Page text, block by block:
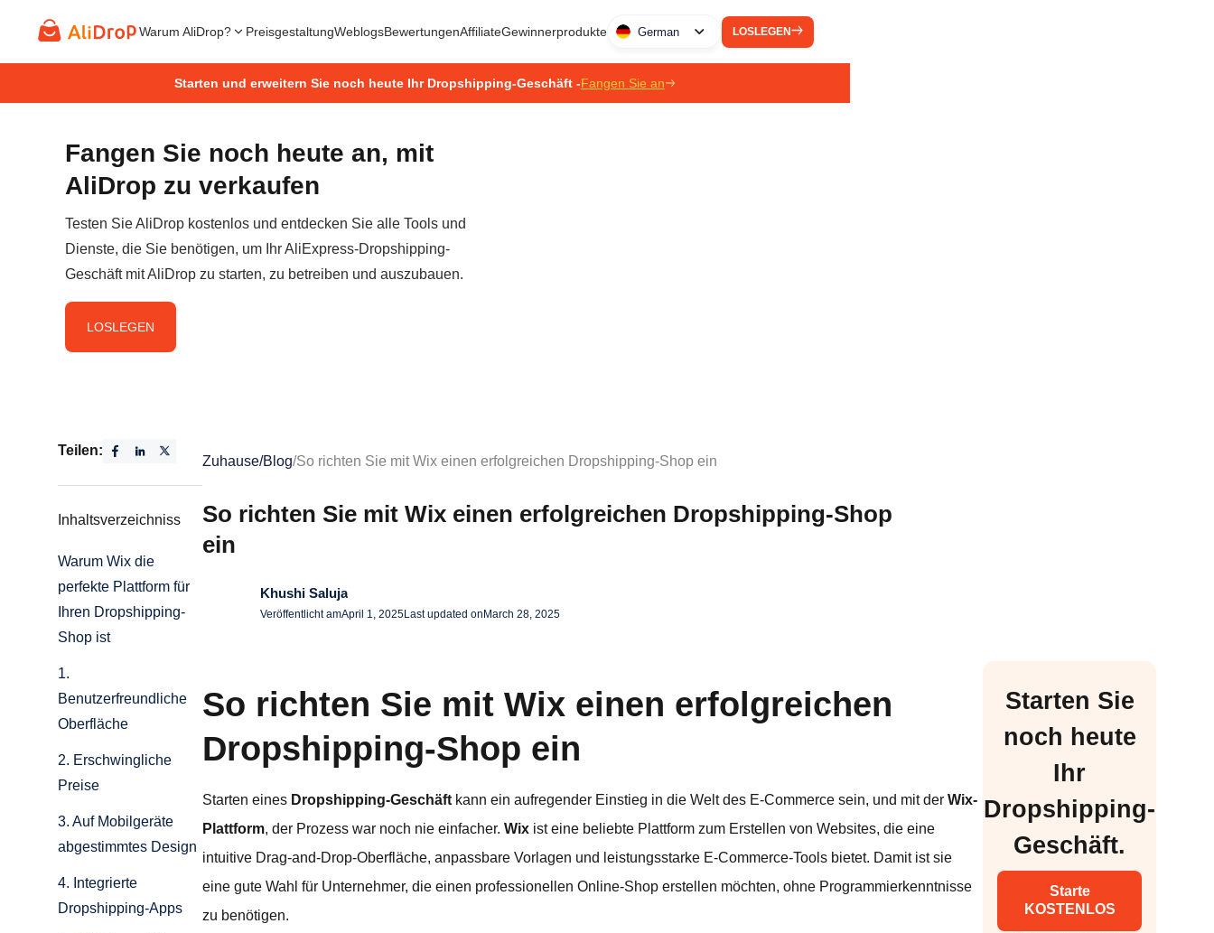
Warum AliDrop? PreisgestaltungWeblogsBewertungenAffiliateGewinnerprodukte German LOSLEGEN
Starten und erweitern Sie noch heute Ihr Dropshipping-Geschäft -Fangen Sie an
Fangen Sie noch heute an, mit
AliDrop zu verkaufen
Testen Sie AliDrop kostenlos und entdecken Sie alle Tools und
Dienste, die Sie benötigen, um Ihr AliExpress-Dropshipping-
Geschäft mit AliDrop zu starten, zu betreiben und auszubauen.
LOSLEGEN
Teilen:
Inhaltsverzeichniss
Warum Wix die
perfekte Plattform für
Ihren Dropshipping-
Shop ist
1.
Benutzerfreundliche
Oberfläche
2. Erschwingliche
Preise
3. Auf Mobilgeräte
abgestimmtes Design
4. Integrierte
Dropshipping-Apps
Zuhause/Blog/So richten Sie mit Wix einen erfolgreichen Dropshipping-Shop ein
So richten Sie mit Wix einen erfolgreichen Dropshipping-Shop
ein
Khushi Saluja
Veröffentlicht amApril 1, 2025Last updated on March 28, 2025
So richten Sie mit Wix einen erfolgreichen
Dropshipping-Shop ein
Starten eines Dropshipping-Geschäft kann ein aufregender Einstieg in die Welt des E-Commerce sein, und mit der Wix-
Plattform, der Prozess war noch nie einfacher. Wix ist eine beliebte Plattform zum Erstellen von Websites, die eine
intuitive Drag-and-Drop-Oberfläche, anpassbare Vorlagen und leistungsstarke E-Commerce-Tools bietet. Damit ist sie
eine gute Wahl für Unternehmer, die einen professionellen Online-Shop erstellen möchten, ohne Programmierkenntnisse
zu benötigen.
Starten Sie
noch heute
Ihr
Dropshipping-
Geschäft.
Starte
KOSTENLOS